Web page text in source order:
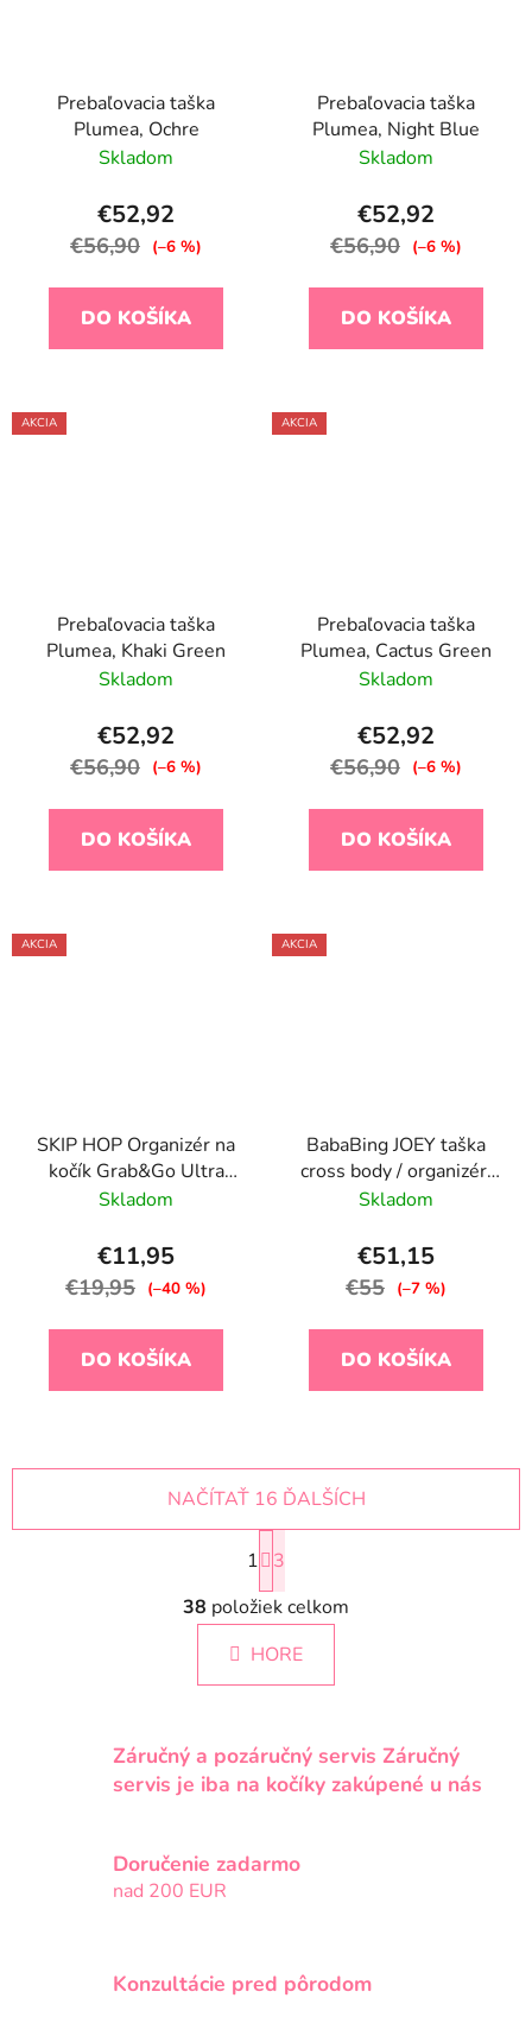
Prebaľovacia taška
Plumea, Ochre
Skladom
€52,92
€56,90 (–6 %)
DO KOŠÍKA
Prebaľovacia taška
Plumea, Night Blue
Skladom
€52,92
€56,90 (–6 %)
DO KOŠÍKA
AKCIA
Prebaľovacia taška
Plumea, Khaki Green
Skladom
€52,92
€56,90 (–6 %)
DO KOŠÍKA
AKCIA
Prebaľovacia taška
Plumea, Cactus Green
Skladom
€52,92
€56,90 (–6 %)
DO KOŠÍKA
AKCIA
SKIP HOP Organizér na
kočík Grab&Go Ultra
grey melange
Skladom
€11,95
€19,95 (–40 %)
DO KOŠÍKA
AKCIA
BabaBing JOEY taška
cross body / organizér,
Leopard
Skladom
€51,15
€55 (–7 %)
DO KOŠÍKA
O
v
l
á
d
c
i
e
v
ý
NAČÍTAŤ 16 ĎALŠÍCH
S
t
r
á
n
k
i
e
1
3
38 položiek celkom
HORE
Záručný a pozáručný servis Záručný
servis je iba na kočíky zakúpené u nás
Doručenie zadarmo
nad 200 EUR
Konzultácie pred pôrodom